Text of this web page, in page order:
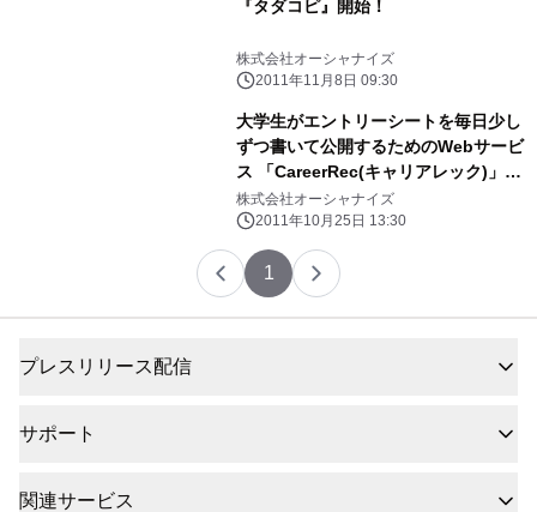
『タダコピ』開始！
株式会社オーシャナイズ
2011年11月8日 09:30
大学生がエントリーシートを毎日少し
ずつ書いて公開するためのWebサービ
ス 「CareerRec(キャリアレック)」を
βオープン
株式会社オーシャナイズ
2011年10月25日 13:30
1
プレスリリース配信
サポート
関連サービス